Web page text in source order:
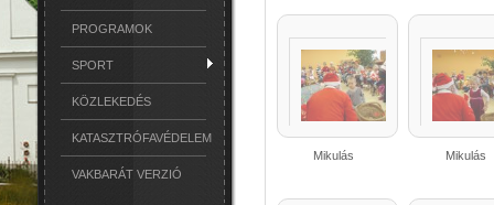
PROGRAMOK
SPORT
KÖZLEKEDÉS
KATASZTRÓFAVÉDELEM
VAKBARÁT VERZIÓ
Mikulás Mikulás